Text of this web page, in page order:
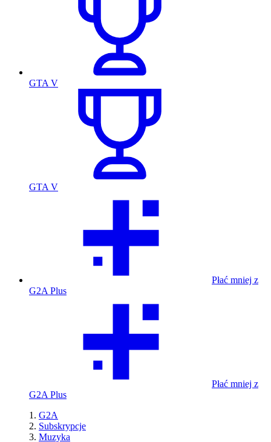
GTA V
GTA V
Płać mniej z
G2A Plus
Płać mniej z
G2A Plus
G2A
Subskrypcje
Muzyka